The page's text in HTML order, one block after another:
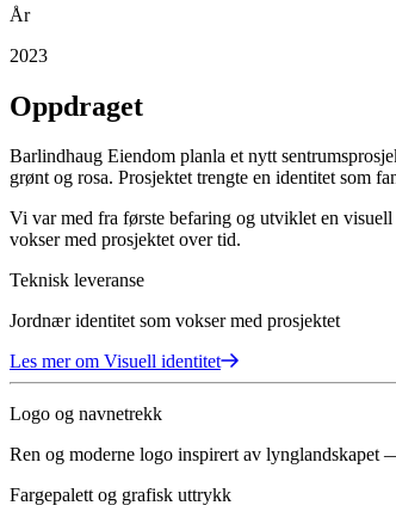
År
2023
Oppdraget
Barlindhaug Eiendom planla et nytt
grønt og rosa. Prosjektet trengte en identitet som
Vi var med fra første befaring og utviklet en
vokser med prosjektet over tid.
Teknisk leveranse
Jordnær identitet som vokser med prosjektet
Les mer om Visuell identitet
Logo og navnetrekk
Ren og moderne logo inspirert av lynglandskapet
Fargepalett og grafisk uttrykk